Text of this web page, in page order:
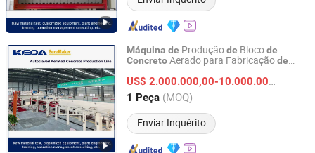
Máquina de Produçãode Blocode
ConcretoAerado para Fabricaçãode
1 Peça (MOQ)
Enviar Inquérito
Anhui KEDA Industrial Co., Ltd.
Anhui, China Desde 2017